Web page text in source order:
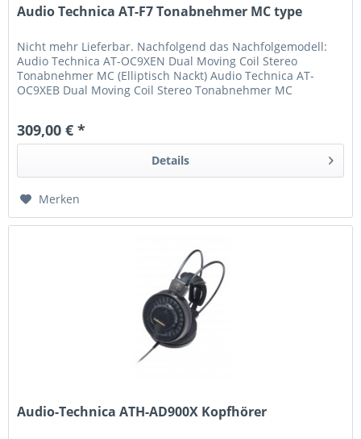
Audio Technica AT-F7 Tonabnehmer MC type
Nicht mehr Lieferbar. Nachfolgend das Nachfolgemodell:
Audio Technica AT-OC9XEN Dual Moving Coil Stereo
Tonabnehmer MC (Elliptisch Nackt) Audio Technica AT-
OC9XEB Dual Moving Coil Stereo Tonabnehmer MC
309,00 € *
Details
Merken
Audio-Technica ATH-AD900X Kopfhörer